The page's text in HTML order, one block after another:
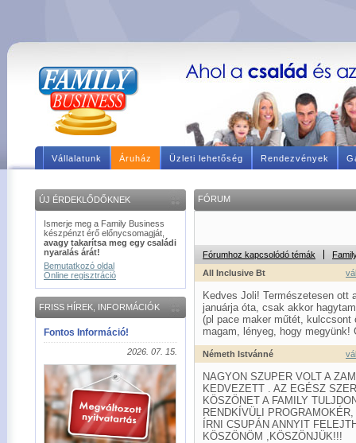
Vállalatunk Áruház Üzleti lehetőség Rendezvények
ÚJ ÉRDEKLŐDŐKNEK
Ismerje meg a Family Business
készpénzt érő előnycsomagját,
avagy takarítsa meg egy családi
nyaralás árát!
Bemutatkozó oldal
Online regisztráció
FRISS HÍREK, INFORMÁCIÓK
Fontos Információ!
2026. 07. 15.
FÓRUM
Fórumhoz kapcsolódó témák
All Inclusive Bt
Kedves Joli! Természetesen ott
januárja óta, csak akkor
(pl pace maker műtét, kulccsont
magam, lényeg, hogy megyünk!
Németh Istvánné
NAGYON SZUPER VOLT A
KEDVEZETT . AZ EGÉSZ
KÖSZÖNET A FAMILY
RENDKÍVÜLI
ÍRNI CSUPÁN ANNYIT
KÖSZÖNÖM ,KÖSZÖNJÜK!!!